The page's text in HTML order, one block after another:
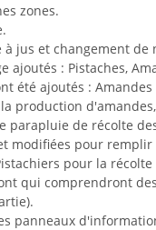
zones.
jus et changement de
ajoutés : Pistaches,
été ajoutés : Amandes
production
de récolte
modifiées pour
pour la récolte
qui comprendront
panneaux